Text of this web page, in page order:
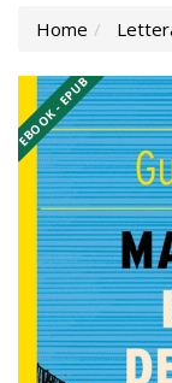
Home
EBOOK - EPUB